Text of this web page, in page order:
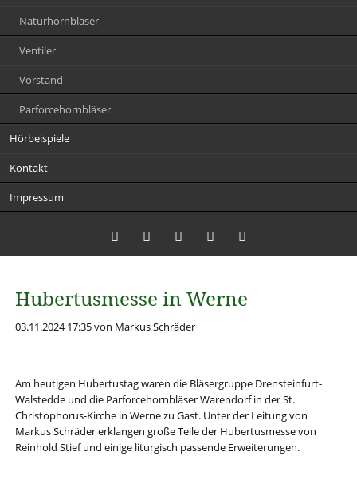
Naturhornbläser
Ventiler
Vorstand
Parforcehornbläser
Hörbeispiele
Kontakt
Impressum
LinkedInInstagramFacebook
Feed
Hubertusmesse in Werne
03.11.2024 17:35von Markus Schräder
Am heutigen Hubertustag waren die Bläsergruppe Drensteinfurt-
Walstedde und die Parforcehornbläser Warendorf in der St.
Christophorus-Kirche in Werne zu Gast. Unter der Leitung von
Markus Schräder erklangen große Teile der Hubertusmesse von
Reinhold Stief und einige liturgisch passende Erweiterungen.